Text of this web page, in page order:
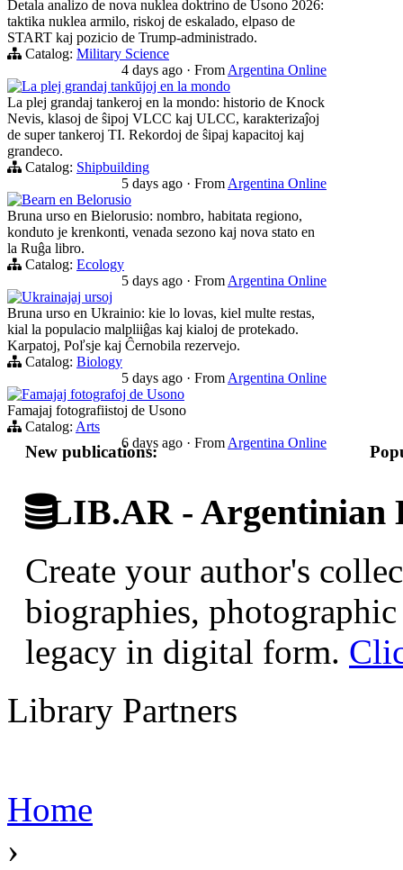
Detala analizo de nova nuklea doktrino de Usono 2026:
taktika nuklea armilo, riskoj de eskalado, elpaso de
START kaj pozicio de Trump-administrado.
Catalog: Military Science
4 days ago · From Argentina Online
La plej grandaj tankŭjoj en la mondo
La plej grandaj tankeroj en la mondo: historio de Knock
Nevis, klasoj de ŝipoj VLCC kaj ULCC, karakterizaĵoj
de super tankeroj TI. Rekordoj de ŝipaj kapacitoj kaj
grandeco.
Catalog: Shipbuilding
5 days ago · From Argentina Online
Bearn en Belorusio
Bruna urso en Bielorusio: nombro, habitata regiono,
konduto je krenkonti, venada sezono kaj nova stato en
la Ruĝa libro.
Catalog: Ecology
5 days ago · From Argentina Online
Ukrainajaj ursoj
Bruna urso en Ukrainio: kie lo lovas, kiel multe restas,
kial la populacio malpliiĝas kaj kialoj de protekado.
Karpatoj, Poľsje kaj Ĉernobila rezervejo.
Catalog: Biology
5 days ago · From Argentina Online
Famajaj fotografoj de Usono
Famajaj fotografiistoj de Usono
Catalog: Arts
6 days ago · From Argentina Online
New publications:
LIB.AR - Argentinian
Create your author's
biographies,
legacy in digital form.
Library Partners
Home
›